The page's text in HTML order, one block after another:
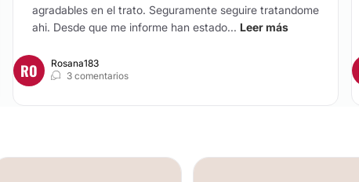
agradables en el trato. Seguramente seguire tratandome
ahi. Desde que me informe han estado... Leer más
RO
Rosana183
3 comentarios